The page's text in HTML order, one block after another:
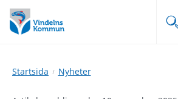
Hoppa
till
innehåll
Hoppa
till
undermeny
Startsida Nyheter